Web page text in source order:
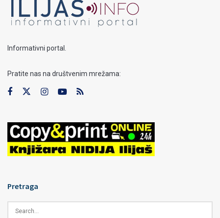
Informativni portal.
Pratite nas na društvenim mrežama:
Pretraga